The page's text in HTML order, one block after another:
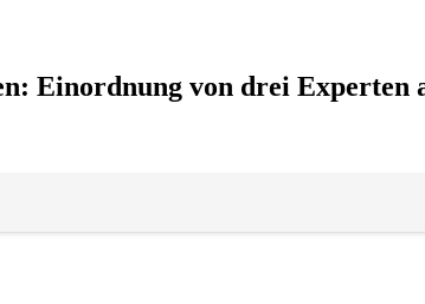
Einordnung von drei Experten